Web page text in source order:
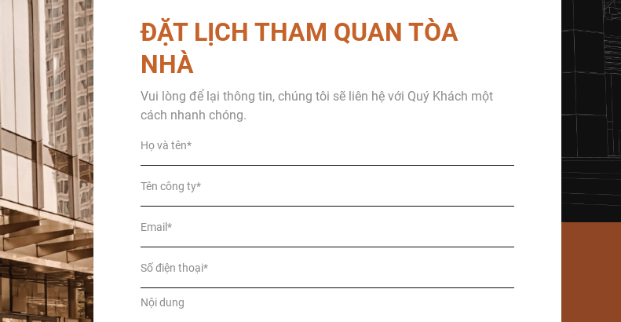
ĐẶT LỊCH THAM QUAN TÒA
NHÀ
Vui lòng để lại thông tin, chúng tôi sẽ liên hệ với Quý Khách một
cách nhanh chóng.